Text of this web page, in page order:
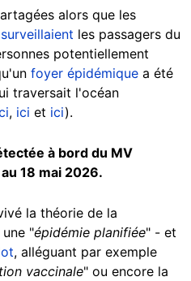
alors que les
surveillaient les passagers du
potentiellement
foyer épidémique a été
traversait l'océan
, ici et ici).
à bord du MV
18 mai 2026.
la théorie de la
"épidémie planifiée" - et
, alléguant par exemple
vaccinale" ou encore la